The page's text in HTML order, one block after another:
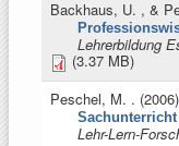
Backhaus, U. , &
Lehrerbildung
(3.37 MB)
Peschel, M. .
Lehr-Lern-